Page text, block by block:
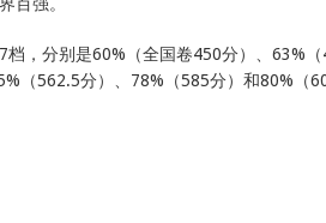
，分别是60%（全国卷450分）、63%
（562.5分）、78%（585分）和80%（